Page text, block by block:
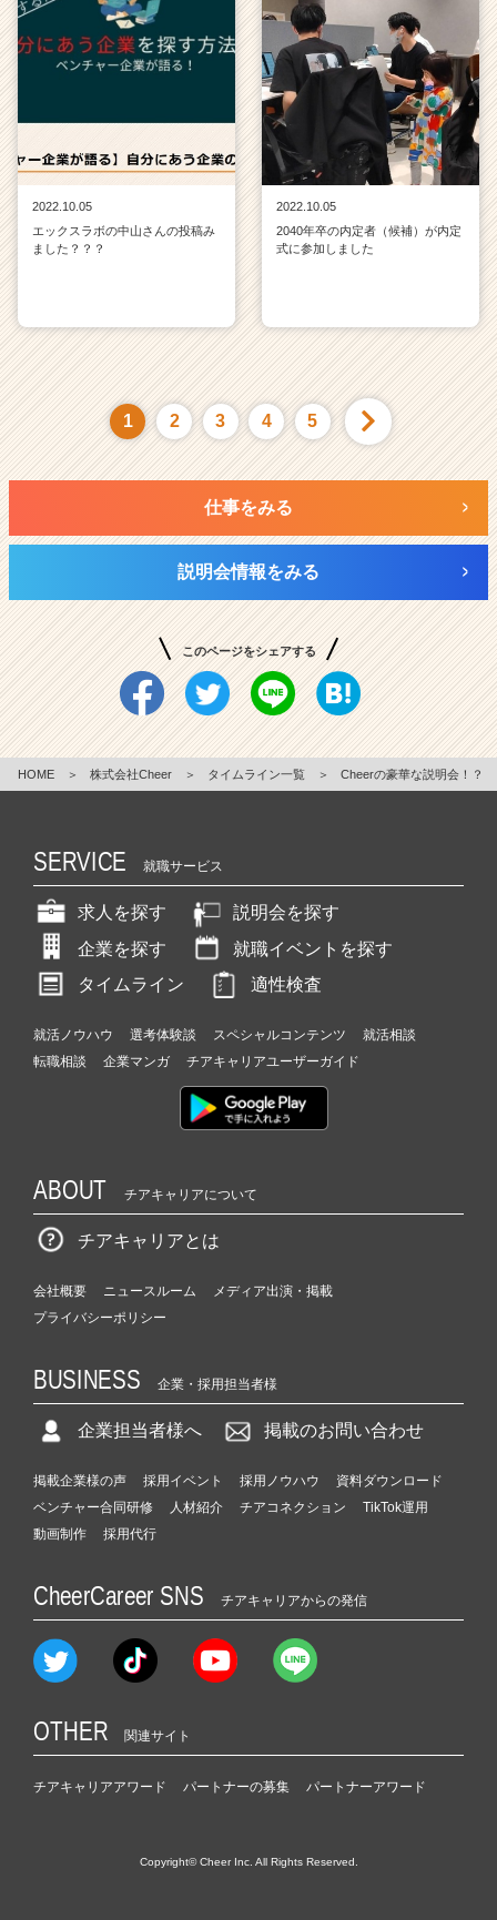
2022.10.05
エックスラボの中山さんの投稿み
ました？？？
2022.10.05
2040年卒の内定者（候補）が内定
式に参加しました
1 2 3 4 5
仕事をみる
説明会情報をみる
このページをシェアする
HOME ＞ 株式会社Cheer ＞ タイムライン一覧 ＞ Cheerの豪華な説明会！？
SERVICE 就職サービス
求人を探す
説明会を探す
企業を探す
就職イベントを探す
タイムライン
適性検査
就活ノウハウ 選考体験談 スペシャルコンテンツ
就活相談
転職相談
企業マンガ チアキャリアユーザーガイド
ABOUT チアキャリアについて
チアキャリアとは
会社概要 ニュースルーム
メディア出演・掲載
プライバシーポリシー
BUSINESS 企業・採用担当者様
企業担当者様へ 掲載のお問い合わせ
掲載企業様の声 採用イベント 採用ノウハウ
資料ダウンロード
ベンチャー合同研修
人材紹介 チアコネクション
TikTok運用
動画制作
採用代行
CheerCareer SNS チアキャリアからの発信
OTHER 関連サイト
チアキャリアアワード パートナーの募集 パートナーアワード
Copyright© Cheer Inc. All Rights Reserved.